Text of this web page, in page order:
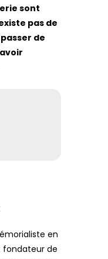
sont
pas de
de
en
de